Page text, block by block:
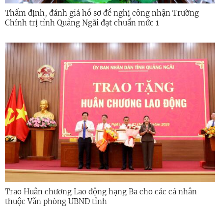
Thẩm định, đánh giá hồ sơ đề nghị công nhận Trường
Chính trị tỉnh Quảng Ngãi đạt chuẩn mức 1
Trao Huân chương Lao động hạng Ba cho các cá nhân
thuộc Văn phòng UBND tỉnh